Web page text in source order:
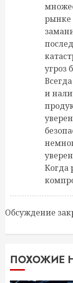
рынке
угроз
и
Когда
Обсуждение
ПОХОЖИЕ